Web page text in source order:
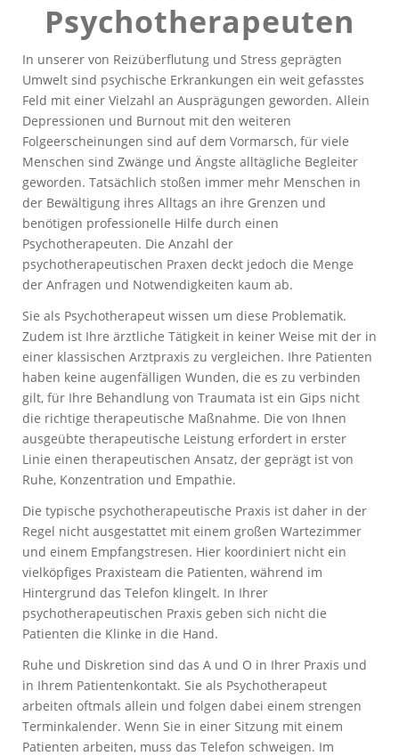
Psychotherapeuten
In unserer von Reizüberflutung und Stress geprägten
Umwelt sind psychische Erkrankungen ein weit gefasstes
Feld mit einer Vielzahl an Ausprägungen geworden. Allein
Depressionen und Burnout mit den weiteren
Folgeerscheinungen sind auf dem Vormarsch, für viele
Menschen sind Zwänge und Ängste alltägliche Begleiter
geworden. Tatsächlich stoßen immer mehr Menschen in
der Bewältigung ihres Alltags an ihre Grenzen und
benötigen professionelle Hilfe durch einen
Psychotherapeuten. Die Anzahl der
psychotherapeutischen Praxen deckt jedoch die Menge
der Anfragen und Notwendigkeiten kaum ab.
Sie als Psychotherapeut wissen um diese Problematik.
Zudem ist Ihre ärztliche Tätigkeit in keiner Weise mit der in
einer klassischen Arztpraxis zu vergleichen. Ihre Patienten
haben keine augenfälligen Wunden, die es zu verbinden
gilt, für Ihre Behandlung von Traumata ist ein Gips nicht
die richtige therapeutische Maßnahme. Die von Ihnen
ausgeübte therapeutische Leistung erfordert in erster
Linie einen therapeutischen Ansatz, der geprägt ist von
Ruhe, Konzentration und Empathie.
Die typische psychotherapeutische Praxis ist daher in der
Regel nicht ausgestattet mit einem großen Wartezimmer
und einem Empfangstresen. Hier koordiniert nicht ein
vielköpfiges Praxisteam die Patienten, während im
Hintergrund das Telefon klingelt. In Ihrer
psychotherapeutischen Praxis geben sich nicht die
Patienten die Klinke in die Hand.
Ruhe und Diskretion sind das A und O in Ihrer Praxis und
in Ihrem Patientenkontakt. Sie als Psychotherapeut
arbeiten oftmals allein und folgen dabei einem strengen
Terminkalender. Wenn Sie in einer Sitzung mit einem
Patienten arbeiten, muss das Telefon schweigen. Im